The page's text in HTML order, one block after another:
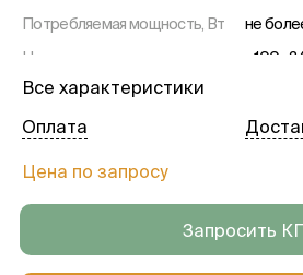
Потребляемая мощность, Вт
не
Напряжение сети
Частота, Гц
Регулировка длительности
магнитотерапии, минут
в
99:59
Шаг регулировки, сек
Вес аппарата, кг
Все характеристики
Цена по запросу
Оплата
Запросить